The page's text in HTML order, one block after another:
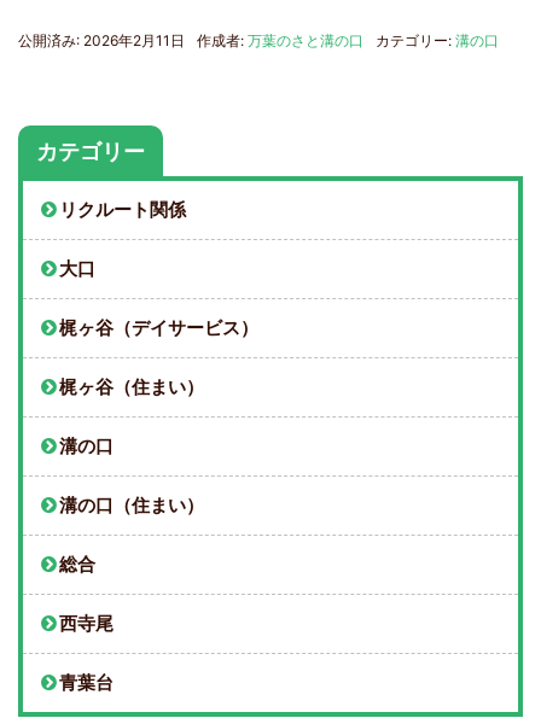
公開済み: 2026年2月11日 作成者: 万葉のさと溝の口 カテゴリー: 溝の口
カテゴリー
リクルート関係
大口
梶ヶ谷（デイサービス）
梶ヶ谷（住まい）
溝の口
溝の口（住まい）
総合
西寺尾
青葉台